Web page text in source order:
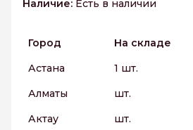
Наличие: Есть в наличии
Город На складе
Астана
1 шт.
Алматы
шт.
Актау
шт.